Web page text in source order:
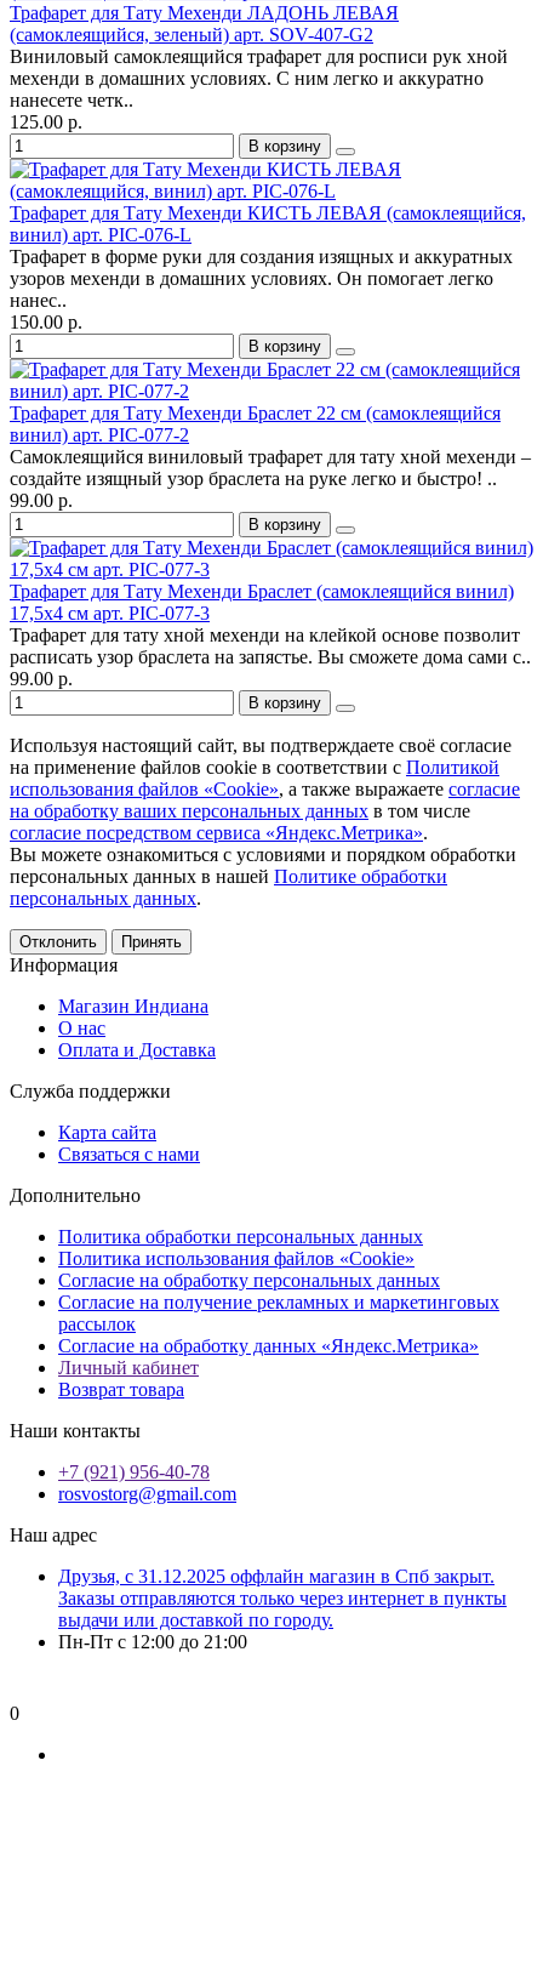
Трафарет для Тату Мехенди ЛАДОНЬ ЛЕВАЯ
(самоклеящийся, зеленый) арт. SOV-407-G2
Виниловый самоклеящийся трафарет для росписи рук хной
мехенди в домашних условиях. С ним легко и аккуратно
нанесете четк..
125.00 р.
В корзину
Трафарет для Тату Мехенди КИСТЬ ЛЕВАЯ (самоклеящийся,
винил) арт. PIC-076-L
Трафарет в форме руки для создания изящных и аккуратных
узоров мехенди в домашних условиях. Он помогает легко
нанес..
150.00 р.
В корзину
Трафарет для Тату Мехенди Браслет 22 см (самоклеящийся
винил) арт. PIC-077-2
Самоклеящийся виниловый трафарет для тату хной мехенди –
создайте изящный узор браслета на руке легко и быстро! ..
99.00 р.
В корзину
Трафарет для Тату Мехенди Браслет (самоклеящийся винил)
17,5х4 см арт. PIC-077-3
Трафарет для тату хной мехенди на клейкой основе позволит
расписать узор браслета на запястье. Вы сможете дома сами с..
99.00 р.
В корзину
Используя настоящий сайт, вы подтверждаете своё согласие
на применение файлов cookie в соответствии с Политикой
использования файлов «Cookie», а также выражаете согласие
на обработку ваших персональных данных в том числе
согласие посредством сервиса «Яндекс.Метрика».
Вы можете ознакомиться с условиями и порядком обработки
персональных данных в нашей Политике обработки
персональных данных.
Отклонить Принять
Информация
Магазин Индиана
О нас
Оплата и Доставка
Служба поддержки
Карта сайта
Связаться с нами
Дополнительно
Политика обработки персональных данных
Политика использования файлов «Cookie»
Согласие на обработку персональных данных
Согласие на получение рекламных и маркетинговых
рассылок
Согласие на обработку данных «Яндекс.Метрика»
Личный кабинет
Возврат товара
Наши контакты
+7 (921) 956-40-78
rosvostorg@gmail.com
Наш адрес
Друзья, с 31.12.2025 оффлайн магазин в Спб закрыт.
Заказы отправляются только через интернет в пункты
выдачи или доставкой по городу.
Пн-Пт с 12:00 до 21:00
0